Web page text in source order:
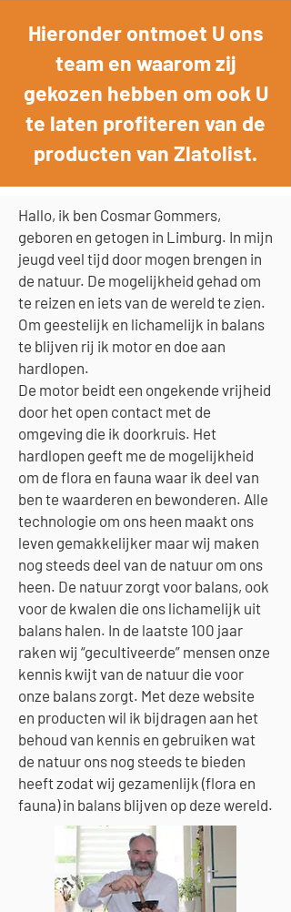
Hieronder ontmoet U ons
team en waarom zij
gekozen hebben om ook U
te laten profiteren van de
producten van Zlatolist.
Hallo, ik ben Cosmar Gommers,
geboren en getogen in Limburg. In mijn
jeugd veel tijd door mogen brengen in
de natuur. De mogelijkheid gehad om
te reizen en iets van de wereld te zien.
Om geestelijk en lichamelijk in balans
te blijven rij ik motor en doe aan
hardlopen.
De motor beidt een ongekende vrijheid
door het open contact met de
omgeving die ik doorkruis. Het
hardlopen geeft me de mogelijkheid
om de flora en fauna waar ik deel van
ben te waarderen en bewonderen. Alle
technologie om ons heen maakt ons
leven gemakkelijker maar wij maken
nog steeds deel van de natuur om ons
heen. De natuur zorgt voor balans, ook
voor de kwalen die ons lichamelijk uit
balans halen. In de laatste 100 jaar
raken wij “gecultiveerde” mensen onze
kennis kwijt van de natuur die voor
onze balans zorgt. Met deze website
en producten wil ik bijdragen aan het
behoud van kennis en gebruiken wat
de natuur ons nog steeds te bieden
heeft zodat wij gezamenlijk (flora en
fauna) in balans blijven op deze wereld.